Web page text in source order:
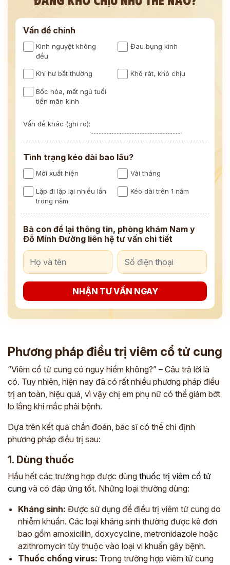
Vấn đề chính
Kinh nguyệt không
đều
Đau bụng kinh
Khí hư bất thường Khô rát, khó chịu
Bốc hỏa, mất ngủ tuổi
tiền mãn kinh
Vấn đề khác (ghi rõ):
Tình trạng kéo dài bao lâu?
Mới xuất hiện Vài tháng
Lặp đi lặp lại nhiều lần
trong năm
Kéo dài trên 1 năm
Bà con để lại thông tin, phòng khám Nam y
Đỗ Minh Đường liên hệ tư vấn chi tiết
NHẬN TƯ VẤN NGAY
Phương pháp điều trị viêm cổ tử cung
“Viêm cổ tử cung có nguy hiểm không?” – Câu trả lời là
có. Tuy nhiên, hiện nay đã có rất nhiều phương pháp điều
trị an toàn, hiệu quả, vì vậy chị em phụ nữ có thể giảm bớt
lo lắng khi mắc phải bệnh.
Dựa trên kết quả chẩn đoán, bác sĩ có thể chỉ định
phương pháp điều trị sau:
1. Dùng thuốc
Hầu hết các trường hợp được dùng thuốc trị viêm cổ tử
cung và có đáp ứng tốt. Những loại thường dùng:
Kháng sinh: Được sử dụng để điều trị viêm tử cung do
nhiễm khuẩn. Các loại kháng sinh thường được kê đơn
bao gồm amoxicillin, doxycycline, metronidazole hoặc
azithromycin tùy thuộc vào loại vi khuẩn gây bệnh.
Thuốc chống virus: Trong trường hợp viêm tử cung